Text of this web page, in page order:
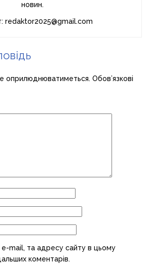
новин.
redaktor2025@gmail.com
оприлюднюватиметься. Обов’язкові
e-mail, та адресу сайту в цьому
коментарів.